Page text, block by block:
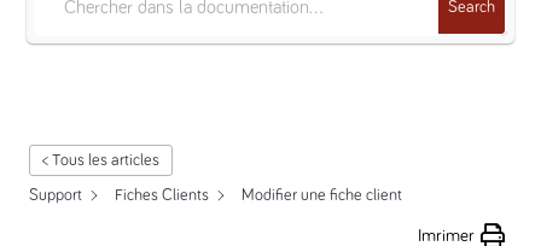
Search
< Tous les articles
Support Fiches Clients Modifier une fiche client
Imrimer